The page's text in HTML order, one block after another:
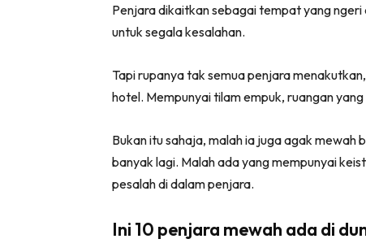
Penjara dikaitkan sebagai tempat yang
untuk segala kesalahan.
Tapi rupanya tak semua penjara
hotel. Mempunyai tilam empuk, ruangan
Bukan itu sahaja, malah ia juga agak
banyak lagi. Malah ada yang mempunyai
pesalah di dalam penjara.
Ini 10 penjara mewah ada di